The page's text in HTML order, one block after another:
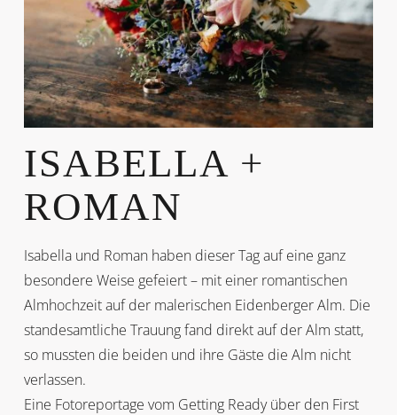
ISABELLA +
ROMAN
Isabella und Roman haben dieser Tag auf eine ganz
besondere Weise gefeiert – mit einer romantischen
Almhochzeit auf der malerischen Eidenberger Alm. Die
standesamtliche Trauung fand direkt auf der Alm statt,
so mussten die beiden und ihre Gäste die Alm nicht
verlassen.
Eine Fotoreportage vom Getting Ready über den First